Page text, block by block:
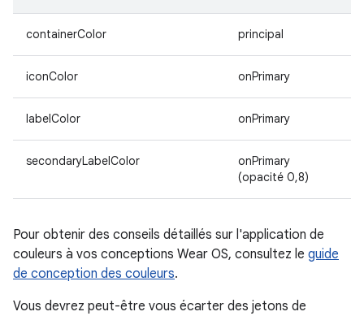
containerColor principal
iconColor onPrimary
labelColor onPrimary
secondaryLabelColor
onPrimary
(opacité 0,8)
Pour obtenir des conseils détaillés sur l'application de
couleurs à vos conceptions Wear OS, consultez le guide
de conception des couleurs.
Vous devrez peut-être vous écarter des jetons de